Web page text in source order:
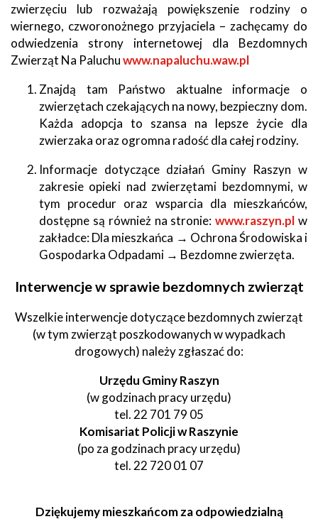
zwierzęciu lub rozważają powiększenie rodziny o
wiernego, czworonożnego przyjaciela – zachęcamy do
odwiedzenia strony internetowej dla Bezdomnych
Zwierząt Na Paluchuwww.napaluchu.waw.pl
Znajdą tam Państwo aktualne informacje o
zwierzętach czekających na nowy, bezpieczny dom.
Każda adopcja to szansa na lepsze życie dla
zwierzaka oraz ogromna radość dla całej rodziny.
Informacje dotyczące działań Gminy Raszyn w
zakresie opieki nad zwierzętami bezdomnymi, w
tym procedur oraz wsparcia dla mieszkańców,
dostępne są również na stronie:www.raszyn.pl w
zakładce: Dla mieszkańca → Ochrona Środowiska i
Gospodarka Odpadami → Bezdomne zwierzęta.
Interwencje w sprawie bezdomnych zwierząt
Wszelkie interwencje dotyczące bezdomnych zwierząt
(w tym zwierząt poszkodowanych w wypadkach
drogowych) należy zgłaszać do:
Urzędu Gminy Raszyn
(w godzinach pracy urzędu)
tel. 22 701 79 05
Komisariat Policji w Raszynie
(po za godzinach pracy urzędu)
tel. 22 720 01 07
Dziękujemy mieszkańcom za odpowiedzialną